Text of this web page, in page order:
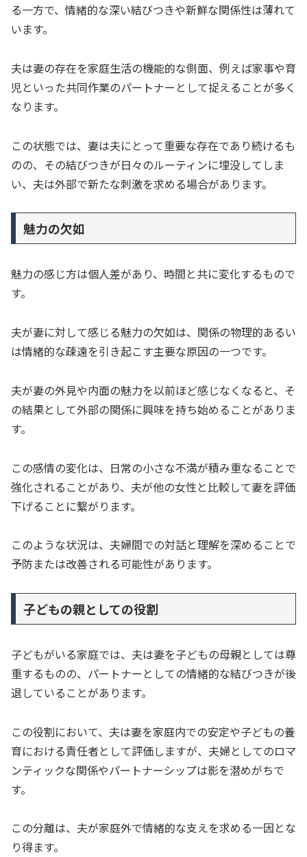
る一方で、情緒的な深い結びつきや新鮮な関係性は薄れて
います。
夫は妻の存在を家庭生活の機能的な側面、例えば家事や育
児といった共同作業のパートナーとして捉えることが多く
なります。
この状態では、妻は夫にとって重要な存在であり続けるも
のの、その結びつきが日々のルーティンに埋没してしま
い、夫は外部で新たな刺激を求める場合があります。
魅力の欠如
魅力の感じ方は個人差があり、時間と共に変化するもので
す。
夫が妻に対して感じる魅力の欠如は、関係の物理的あるい
は情緒的な疎遠を引き起こす主要な原因の一つです。
夫が妻の外見や内面の魅力を以前ほど感じなくなると、そ
の結果として外部の関係に興味を持ち始めることがありま
す。
この感情の変化は、日常の小さな不満が積み重なることで
強化されることがあり、夫が他の女性と比較して妻を評価
下げることに繋がります。
このような状況は、夫婦間での対話と理解を深めることで
予防または改善される可能性があります。
子どもの親としての役割
子どもがいる家庭では、夫は妻を子どもの母親としては尊
重するものの、パートナーとしての情緒的な結びつきが後
退していることがあります。
この役割において、夫は妻を家庭内での安定や子どもの養
育における責任者として評価しますが、夫婦としてのロマ
ンティックな関係やパートナーシップは影を潜めがちで
す。
この分離は、夫が家庭外で情緒的な支えを求める一因とな
り得ます。